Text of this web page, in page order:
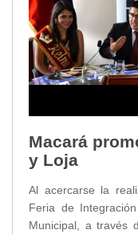
Macará
y Loja
Al acercarse la
Feria de
Municipal, a través